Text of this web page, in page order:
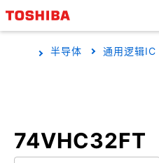
半导体 通用逻辑IC
74VHC32FT